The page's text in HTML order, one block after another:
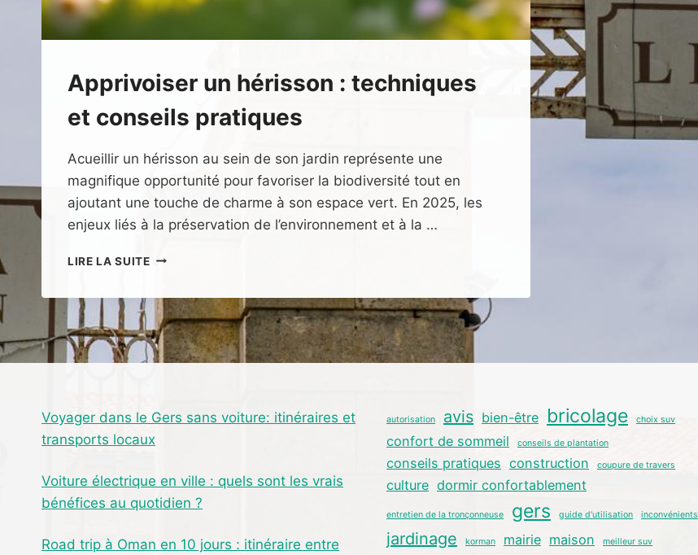
Apprivoiser un hérisson : techniques
et conseils pratiques
Acueillir un hérisson au sein de son jardin représente une
magnifique opportunité pour favoriser la biodiversité tout en
ajoutant une touche de charme à son espace vert. En 2025, les
enjeux liés à la préservation de l’environnement et à la …
LIRE LA SUITEAPPRIVOISER
TECHNIQUES
ET
CONSEILS
Voyager dans le Gers sans voiture: itinéraires et
transports locaux
Voiture électrique en ville : quels sont les vrais
bénéfices au quotidien ?
Road trip à Oman en 10 jours : itinéraire entre
autorisation avis bien-être bricolage choix suv
confort de sommeil conseils de plantation
conseils pratiques construction coupure de travers
culture dormir confortablement
entretien de la tronçonneuse gers guide d'utilisation inconvénients
jardinage korman mairie maison meilleur suv